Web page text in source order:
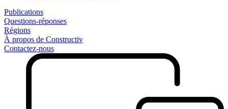
Publications
Questions-réponses
Régions
À propos de Constructiv
Contactez-nous